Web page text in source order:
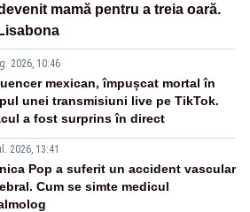
mamă pentru a treia oară.
2026, 10:46
mexican, împușcat mortal în
unei transmisiuni live pe TikTok.
a fost surprins în direct
2026, 13:41
Pop a suferit un accident vascular
Cum se simte medicul